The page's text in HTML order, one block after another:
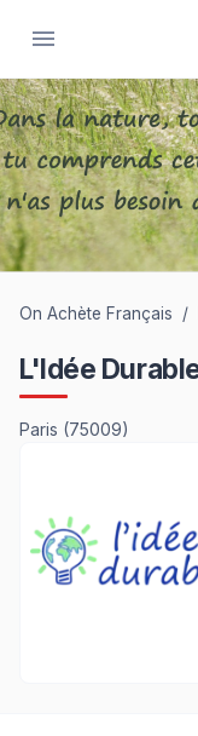
On Achète Français /
L'Idée
Paris (75009)